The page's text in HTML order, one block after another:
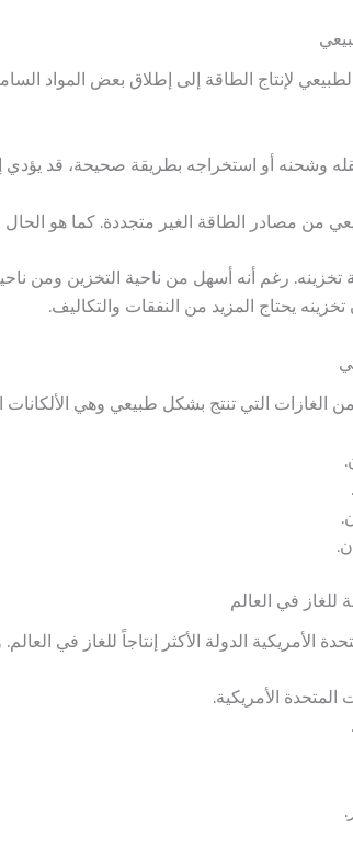
وشحنه أو استخراجه بطريقة صحيحة، قد يؤدي
من مصادر الطاقة الغير متجددة. كما هو
يحتاج المزيد من النفقات والتكاليف.
الغازات التي تنتج بشكل طبيعي وهي الألكانات
للغاز في العالم
الأمريكية الدولة الأكثر إنتاجاً للغاز في
المتحدة الأمريكية.